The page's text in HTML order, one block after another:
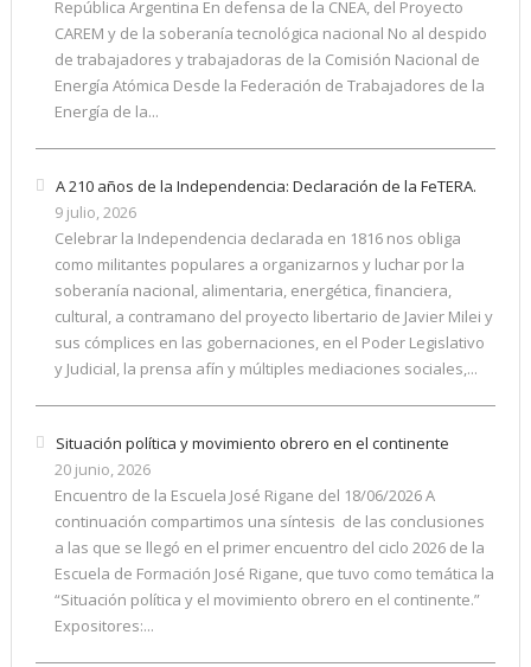
República Argentina En defensa de la CNEA, del Proyecto
CAREM y de la soberanía tecnológica nacional No al despido
de trabajadores y trabajadoras de la Comisión Nacional de
Energía Atómica Desde la Federación de Trabajadores de la
Energía de la...
A 210 años de la Independencia: Declaración de la FeTERA.
9 julio, 2026
Celebrar la Independencia declarada en 1816 nos obliga
como militantes populares a organizarnos y luchar por la
soberanía nacional, alimentaria, energética, financiera,
cultural, a contramano del proyecto libertario de Javier Milei y
sus cómplices en las gobernaciones, en el Poder Legislativo
y Judicial, la prensa afín y múltiples mediaciones sociales,...
Situación política y movimiento obrero en el continente
20 junio, 2026
Encuentro de la Escuela José Rigane del 18/06/2026 A
continuación compartimos una síntesis de las conclusiones
a las que se llegó en el primer encuentro del ciclo 2026 de la
Escuela de Formación José Rigane, que tuvo como temática la
“Situación política y el movimiento obrero en el continente.”
Expositores:...